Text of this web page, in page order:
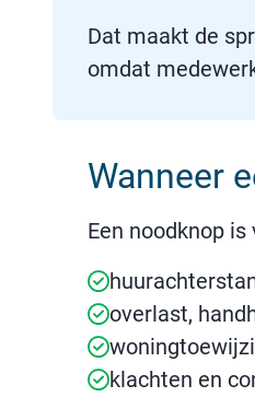
Dat maakt de
omdat
Wanneer
Een noodknop
overlast,
klachten en